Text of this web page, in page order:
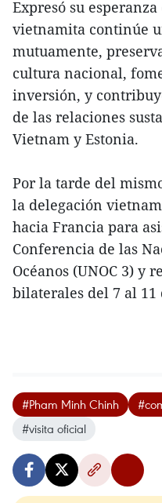
Expresó su
vietnamita continúe
mutuamente,
cultura nacional,
inversión, y
de las relaciones
Vietnam y Estonia.
Por la tarde del
la delegación
hacia Francia para
Conferencia de las
Océanos (UNOC 3) y
bilaterales del 7 al 11
#Pham Minh Chinh
#visita oficial